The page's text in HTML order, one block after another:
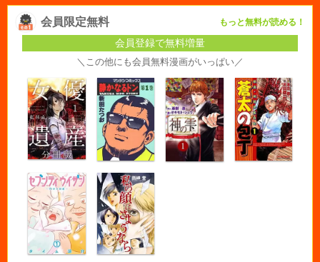
会員限定無料 もっと無料が読める！
会員登録で無料増量
＼この他にも会員無料漫画がいっぱい／